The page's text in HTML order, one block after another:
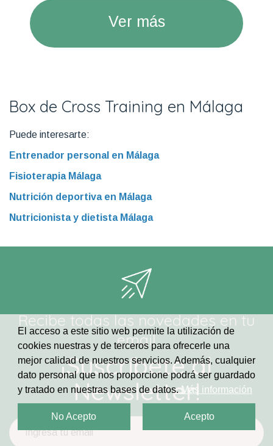
Ver más
Box de Cross Training en Málaga
Puede interesarte:
Entrenador personal en Málaga
Fisioterapia Málaga
Nutrición deportiva en Málaga
Nutricionista y dietista Málaga
Recibe todas las novedades en tu
email
¡Suscríbete al
Newsletter!
El acceso a este sitio web permite la utilización de
cookies nuestras y de terceros para ofrecerle una
mejor calidad de nuestros servicios. Además, cualquier
dato personal que nos proporcione podrá ser guardado
y tratado en nuestras bases de datos.Más información
No Acepto Acepto